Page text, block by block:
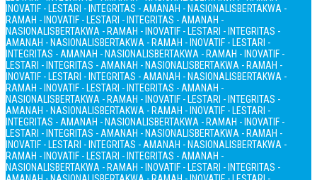
INOVATIF - LESTARI - INTEGRITAS - AMANAH - NASIONALISBERTAKWA -
RAMAH - INOVATIF - LESTARI - INTEGRITAS - AMANAH -
NASIONALISBERTAKWA - RAMAH - INOVATIF - LESTARI - INTEGRITAS -
AMANAH - NASIONALISBERTAKWA - RAMAH - INOVATIF - LESTARI -
INTEGRITAS - AMANAH - NASIONALISBERTAKWA - RAMAH - INOVATIF -
LESTARI - INTEGRITAS - AMANAH - NASIONALISBERTAKWA - RAMAH -
INOVATIF - LESTARI - INTEGRITAS - AMANAH - NASIONALISBERTAKWA -
RAMAH - INOVATIF - LESTARI - INTEGRITAS - AMANAH -
NASIONALISBERTAKWA - RAMAH - INOVATIF - LESTARI - INTEGRITAS -
AMANAH - NASIONALISBERTAKWA - RAMAH - INOVATIF - LESTARI -
INTEGRITAS - AMANAH - NASIONALISBERTAKWA - RAMAH - INOVATIF -
LESTARI - INTEGRITAS - AMANAH - NASIONALISBERTAKWA - RAMAH -
INOVATIF - LESTARI - INTEGRITAS - AMANAH - NASIONALISBERTAKWA -
RAMAH - INOVATIF - LESTARI - INTEGRITAS - AMANAH -
NASIONALISBERTAKWA - RAMAH - INOVATIF - LESTARI - INTEGRITAS -